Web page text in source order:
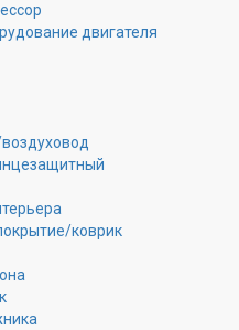
двигателя
коврик